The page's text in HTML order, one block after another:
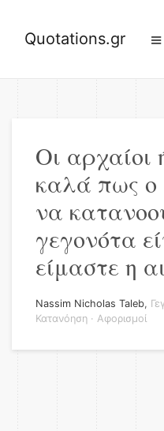
Quotations.gr
Οι αρχαίοι
καλά πως ο
να
γεγονότα
είμαστε η
Nassim Nicholas Taleb,
Κατανόηση · Αφορισμοί